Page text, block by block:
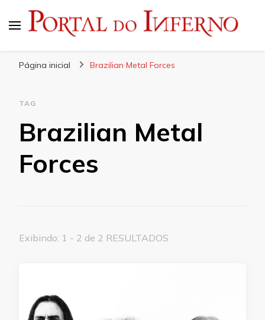
Página inicial Brazilian Metal Forces
TAG
Brazilian Metal
Forces
Exibindo: 1 - 2 de 2 RESULTADOS